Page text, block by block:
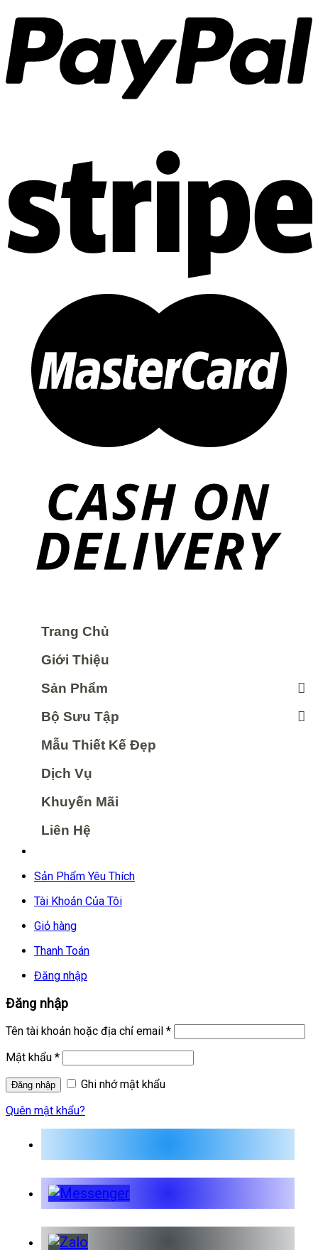
Trang Chủ
Giới Thiệu
Sản Phẩm
Bộ Sưu Tập
Mẫu Thiết Kế Đẹp
Dịch Vụ
Khuyến Mãi
Liên Hệ
Sản Phẩm Yêu Thích
Tài Khoản Của Tôi
Giỏ hàng
Thanh Toán
Đăng nhập
Đăng nhập
Tên tài khoản hoặc địa chỉ email *
Mật khẩu *
Ghi nhớ mật khẩu
Quên mật khẩu?